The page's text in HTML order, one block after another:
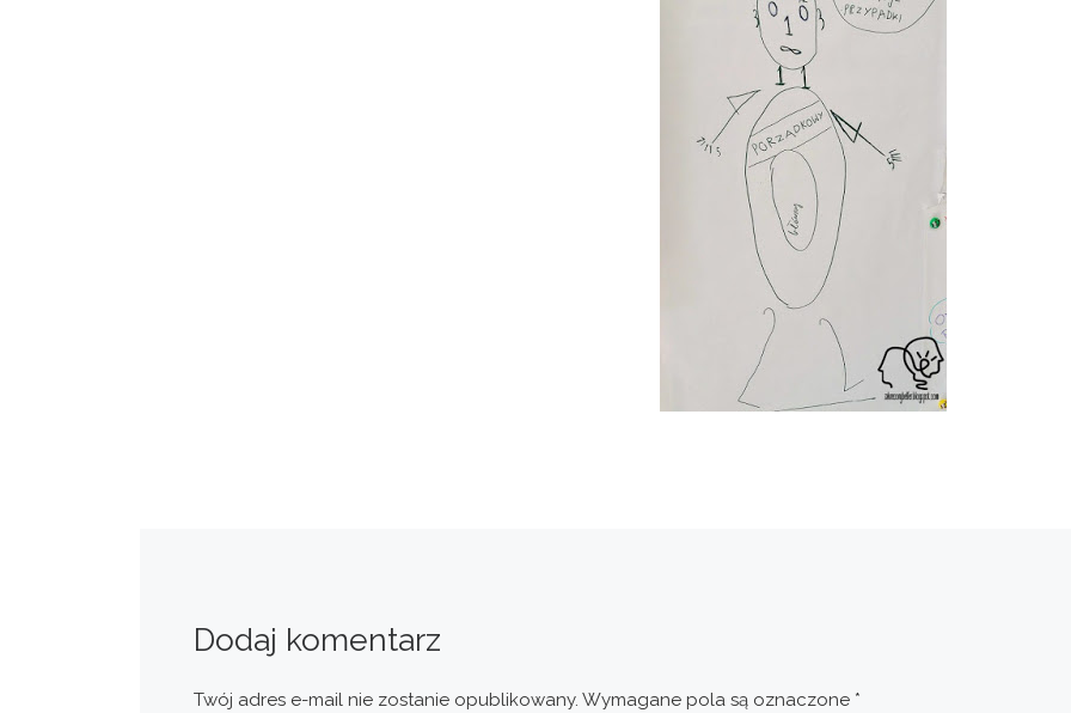
Dodaj komentarz
Twój adres e-mail nie zostanie opublikowany. Wymagane pola są oznaczone *